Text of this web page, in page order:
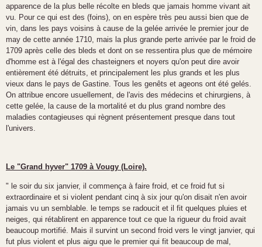
apparence de la plus belle récolte en bleds que jamais homme vivant ait
vu. Pour ce qui est des (foins), on en espère très peu aussi bien que de
vin, dans les pays voisins à cause de la gelée arrivée le premier jour de
may de cette année 1710, mais la plus grande perte arrivée par le froid de
1709 après celle des bleds et dont on se ressentira plus que de mémoire
d'homme est à l'égal des chasteigners et noyers qu'on peut dire avoir
entièrement été détruits, et principalement les plus grands et les plus
vieux dans le pays de Gastine. Tous les genêts et ageons ont été gelés.
On attribue encore usuellement, de l'avis des médecins et chirurgiens, à
cette gelée, la cause de la mortalité et du plus grand nombre des
maladies contagieuses qui règnent présentement presque dans tout
l'univers.
Le "Grand hyver" 1709 à Vougy (Loire).
" le soir du six janvier, il commença à faire froid, et ce froid fut si
extraordinaire et si violent pendant cinq à six jour qu'on disait n'en avoir
jamais vu un semblable. le temps se radoucit et il fit quelques pluies et
neiges, qui rétablirent en apparence tout ce que la rigueur du froid avait
beaucoup mortifié. Mais il survint un second froid vers le vingt janvier, qui
fut plus violent et plus aigu que le premier qui fit beaucoup de mal,